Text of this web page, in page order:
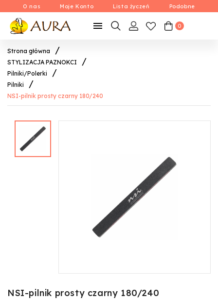
O nas Moje Konto Lista życzeń Podobne
 0
Strona główna
STYLIZACJA PAZNOKCI
Pilniki/Polerki
Pilniki
NSI-pilnik prosty czarny 180/240
NSI-pilnik prosty czarny 180/240